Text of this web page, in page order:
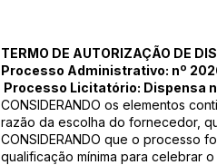
TERMO DE AUTORIZAÇÃO DE
Processo Administrativo: nº
Processo Licitatório: Dispensa
CONSIDERANDO os elementos
razão da escolha do fornecedor,
CONSIDERANDO que o processo
qualificação mínima para celebrar